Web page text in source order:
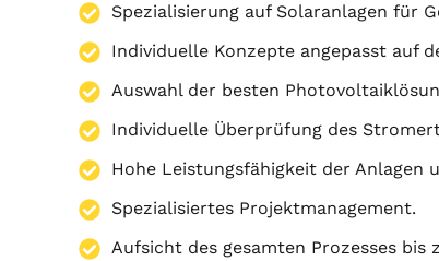
Spezialisierung auf Solaranlagen für
Individuelle Konzepte angepasst auf
Auswahl der besten
Individuelle Überprüfung des
Hohe Leistungsfähigkeit der Anlagen
Spezialisiertes Projektmanagement.
Aufsicht des gesamten Prozesses bis